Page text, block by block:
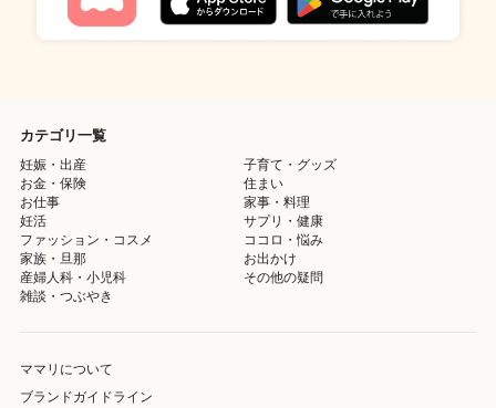
カテゴリ一覧
妊娠・出産
子育て・グッズ
お金・保険
住まい
お仕事
家事・料理
妊活
サプリ・健康
ファッション・コスメ
ココロ・悩み
家族・旦那
お出かけ
産婦人科・小児科
その他の疑問
雑談・つぶやき
ママリについて
ブランドガイドライン